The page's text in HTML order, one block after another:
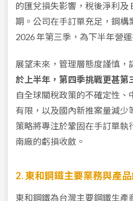
的匯兌損失影響，稅後淨利及
期。公司在手訂單充足，鋼構
2026 年第三季，為下半年營
展望未來，管理層態度謹慎，
於上半年，第四季挑戰更甚第
自全球關稅政策的不確定性、
有限，以及國內新推案量減少
策略將專注於鞏固在手訂單執
南廠的虧損收斂。
2. 東和鋼鐵主要業務與產
東和鋼鐵為台灣主要鋼鐵生產